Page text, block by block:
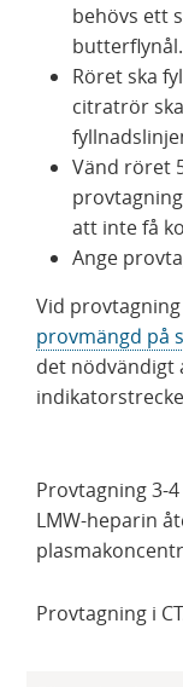
behövs ett
butterflynål.
Röret ska
citratrör
Vänd röret
att inte få
Ange
Vid
provmängd på
det nödvändigt
Provtagning 3-
LMW-heparin
Provtagning i